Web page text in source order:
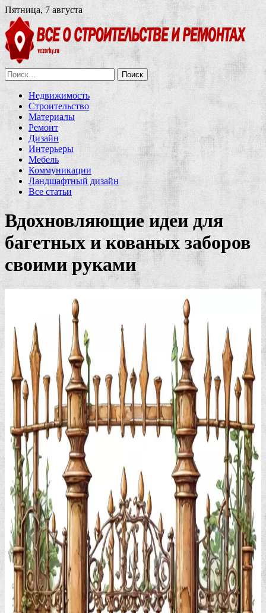
Пятница, 7 августа
Найти:
Недвижимость
Строительство
Материалы
Ремонт
Дизайн
Интерьеры
Мебель
Коммуникации
Ландшафтный дизайн
Все статьи
Вдохновляющие идеи для
багетных и кованых заборов
своими руками